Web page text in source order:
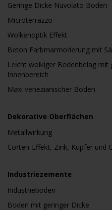
Geringe Dicke Nuvolato Boden
Microterrazzo
Wolkenoptik Effekt
Beton Farbmarmorierung mit
Leicht wolkiger Bodenbelag mit
Innenbereich
Maxi venezianischer Boden
Dekorative Oberflächen
Metallwirkung
Corten-Effekt, Zink, Kupfer und
Industriezemente
Industrieboden
Boden mit geringer Dicke